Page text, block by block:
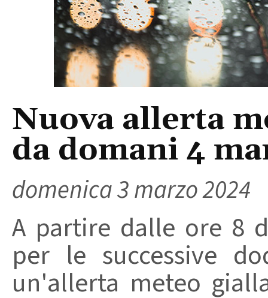
Nuova allerta
da domani 4
domenica 3 marzo 2024
A partire dalle ore 8
per le successive
un'allerta meteo